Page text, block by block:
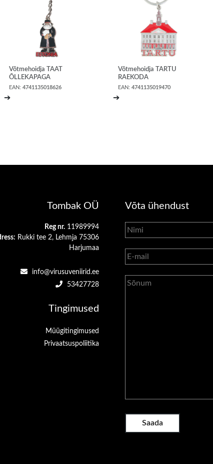
Võtmehoidja TAAT
ÕLLEKAPAGA
EAN: 4741135018626
➔
Võtmehoidja TARTU
RAEKODA
EAN: 4741135019470
➔
Tombak OÜ
Reg nr. 11989994
Rukki tee 2, Lehmja 75306
Harjumaa
info@virusuveniirid.ee
53427728
Tingimused
Müügitingimused
Privaatsuspoliitika
Võta ühendust